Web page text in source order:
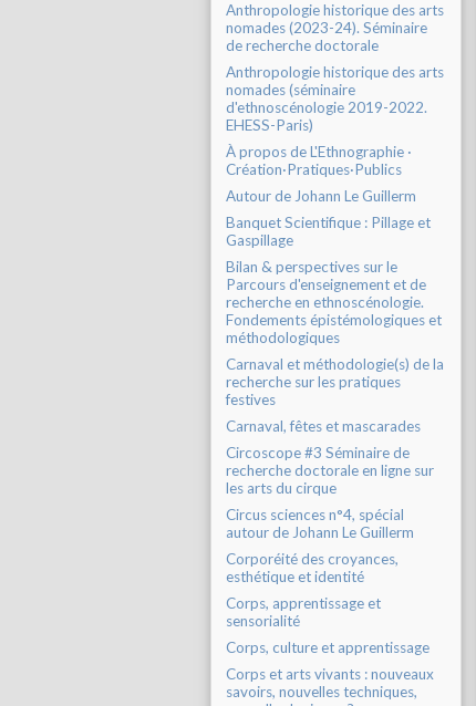
Anthropologie historique des arts
nomades (2023-24). Séminaire
de recherche doctorale
Anthropologie historique des arts
nomades (séminaire
d'ethnoscénologie 2019-2022.
EHESS-Paris)
À propos de L'Ethnographie ·
Création·Pratiques·Publics
Autour de Johann Le Guillerm
Banquet Scientifique : Pillage et
Gaspillage
Bilan & perspectives sur le
Parcours d'enseignement et de
recherche en ethnoscénologie.
Fondements épistémologiques et
méthodologiques
Carnaval et méthodologie(s) de la
recherche sur les pratiques
festives
Carnaval, fêtes et mascarades
Circoscope #3 Séminaire de
recherche doctorale en ligne sur
les arts du cirque
Circus sciences n°4, spécial
autour de Johann Le Guillerm
Corporéité des croyances,
esthétique et identité
Corps, apprentissage et
sensorialité
Corps, culture et apprentissage
Corps et arts vivants : nouveaux
savoirs, nouvelles techniques,